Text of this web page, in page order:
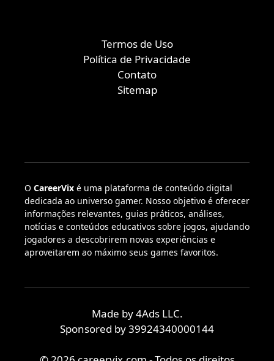
Termos de Uso
Política de Privacidade
Contato
Sitemap
O CareerVix é uma plataforma de conteúdo digital
dedicada ao universo gamer. Nosso objetivo é oferecer
informações relevantes, guias práticos, análises,
notícias e conteúdos educativos sobre jogos, ajudando
jogadores a descobrirem novas experiências e
aproveitarem ao máximo seus games favoritos.
Made by 4Ads LLC.
Sponsored by 39924340000144